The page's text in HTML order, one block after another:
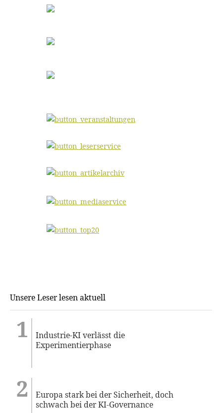
Unsere Leser lesen aktuell
Industrie-KI verlässt die
Experimentierphase
Europa stark bei der Sicherheit, doch
schwach bei der KI-Governance